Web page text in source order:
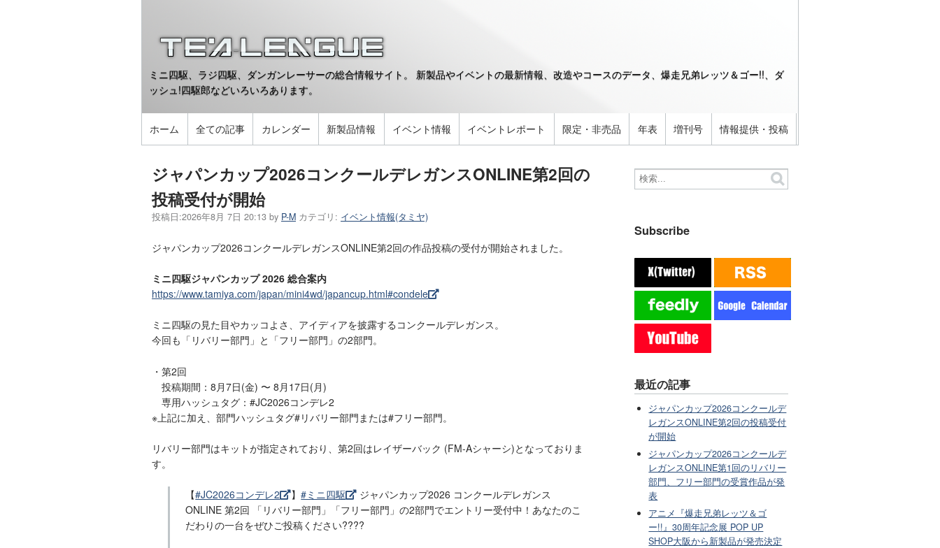
ミニ四駆、ラジ四駆、ダンガンレーサーの総合情報サイト。 新製品やイベントの最新情報、改造やコースのデータ、爆走兄弟レッツ＆ゴー!!、ダ
ッシュ!四駆郎などいろいろあります。
ホーム 全ての記事 カレンダー 新製品情報 イベント情報 イベントレポート 限定・非売品 年表 増刊号 情報提供・投稿
ジャパンカップ2026コンクールデレガンスONLINE第2回の
投稿受付が開始
投稿日:2026年8月 7日 20:13 by P-M カテゴリ: イベント情報(タミヤ)
ジャパンカップ2026コンクールデレガンスONLINE第2回の作品投稿の受付が開始されました。
ミニ四駆ジャパンカップ 2026 総合案内
https://www.tamiya.com/japan/mini4wd/japancup.html#condele
ミニ四駆の見た目やカッコよさ、アイディアを披露するコンクールデレガンス。
今回も「リバリー部門」と「フリー部門」の2部門。
・第2回
投稿期間：8月7日(金) 〜 8月17日(月)
専用ハッシュタグ：#JC2026コンデレ2
※上記に加え、部門ハッシュタグ#リバリー部門または#フリー部門。
リバリー部門はキットが指定されており、第2回はレイザーバック (FM-Aシャーシ)となっておりま
す。
【#JC2026コンデレ2 】#ミニ四駆
ジャパンカップ2026 コンクールデレガンス
ONLINE 第2回 「リバリー部門」「フリー部門」の2部門でエントリー受付中！あなたのこ
だわりの一台をぜひご投稿ください????
Subscribe
最近の記事
ジャパンカップ2026コンクールデ
レガンスONLINE第2回の投稿受付
が開始
ジャパンカップ2026コンクールデ
レガンスONLINE第1回のリバリー
部門、フリー部門の受賞作品が発
表
アニメ『爆走兄弟レッツ＆ゴ
ー!!』30周年記念展 POP UP
SHOP大阪から新製品が発売決定